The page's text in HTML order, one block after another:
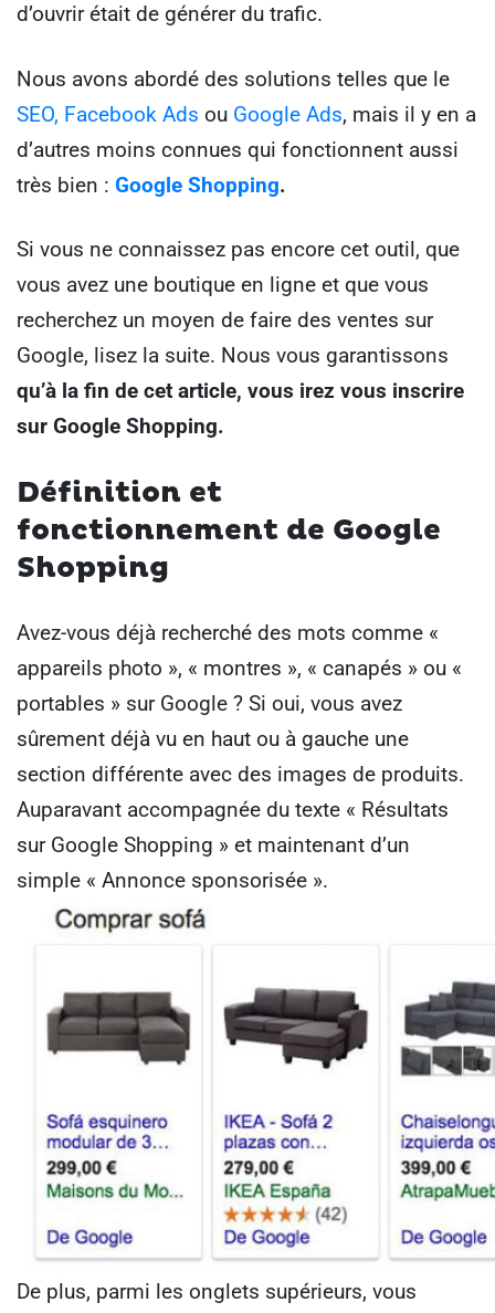
d’ouvrir était de générer du trafic.
Nous avons abordé des solutions telles que le
SEO, Facebook Ads ou Google Ads, mais il y en a
d’autres moins connues qui fonctionnent aussi
très bien : Google Shopping.
Si vous ne connaissez pas encore cet outil, que
vous avez une boutique en ligne et que vous
recherchez un moyen de faire des ventes sur
Google, lisez la suite. Nous vous garantissons
qu’à la fin de cet article, vous irez vous inscrire
sur Google Shopping.
Définition et
fonctionnement de Google
Shopping
Avez-vous déjà recherché des mots comme «
appareils photo », « montres », « canapés » ou «
portables » sur Google ? Si oui, vous avez
sûrement déjà vu en haut ou à gauche une
section différente avec des images de produits.
Auparavant accompagnée du texte « Résultats
sur Google Shopping » et maintenant d’un
simple « Annonce sponsorisée ».
De plus, parmi les onglets supérieurs, vous